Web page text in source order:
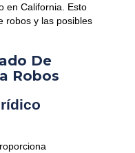
en California. Esto
robos y las posibles
De
Robos